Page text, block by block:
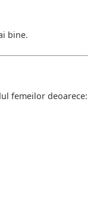
bine.
femeilor deoarece: